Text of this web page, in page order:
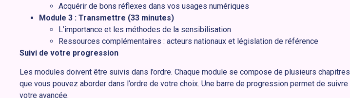
Acquérir de bons réflexes dans vos usages numériques
Module 3 : Transmettre (33 minutes)
L’importance et les méthodes de la sensibilisation
Ressources complémentaires : acteurs nationaux et législation de référence
Suivi de votre progression
Les modules doivent être suivis dans l’ordre. Chaque module se compose de plusieurs chapitres
que vous pouvez aborder dans l’ordre de votre choix. Une barre de progression permet de suivre
votre avancée.